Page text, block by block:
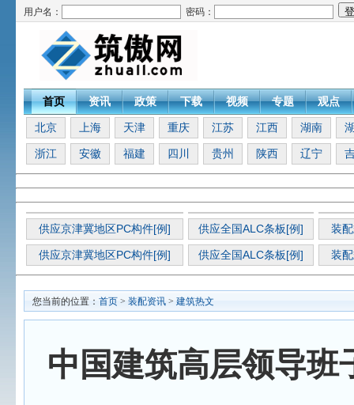
用户名： 密码：
首页 资讯 政策 下载 视频 专题 观点
北京 上海 天津 重庆 江苏 江西 湖南
浙江 安徽 福建 四川 贵州 陕西 辽宁
供应京津冀地区PC构件[例] 供应全国ALC条板[例] 装
供应京津冀地区PC构件[例] 供应全国ALC条板[例] 装
您当前的位置： 首页 > 装配资讯 > 建筑热文
中国建筑高层领导班